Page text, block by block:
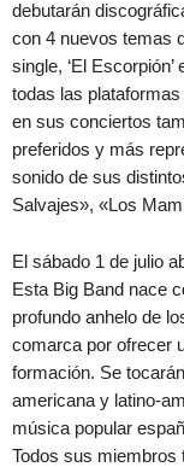
debutarán
con 4 nuevos temas
single, ‘El
todas las
en sus conciertos
preferidos y más
sonido de sus
Salvajes», «Los
El sábado 1 de julio
Esta Big Band nace
profundo anhelo de
comarca por ofrecer
formación. Se
americana y latino-
música popular
Todos sus miembros